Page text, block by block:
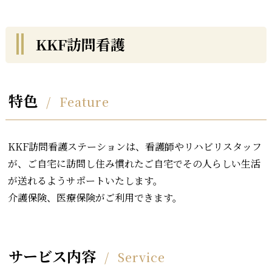
KKF訪問看護
特色 Feature
KKF訪問看護ステーションは、看護師やリハビリスタッフ
が、ご自宅に訪問し住み慣れたご自宅でその人らしい生活
が送れるようサポートいたします。
介護保険、医療保険がご利用できます。
サービス内容 Service